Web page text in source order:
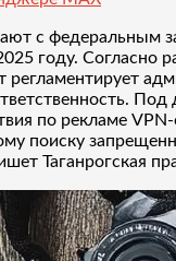
с федеральным
году. Согласно
регламентирует
Под
по рекламе VPN-
поиску
Таганрогская